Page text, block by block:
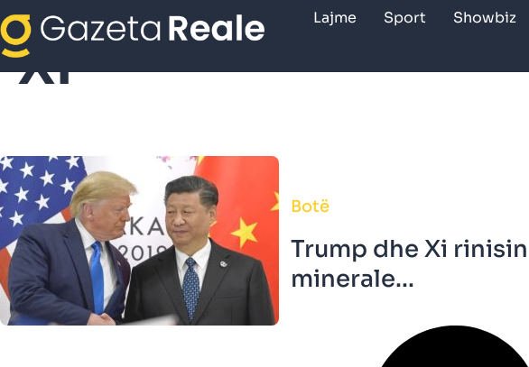
Lajme Sport Showbiz
Xi
Botë
Trump dhe Xi
minerale...